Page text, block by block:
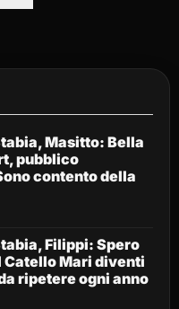
Masitto: Bella
pubblico
contento della
Filippi: Spero
Catello Mari diventi
ripetere ogni anno